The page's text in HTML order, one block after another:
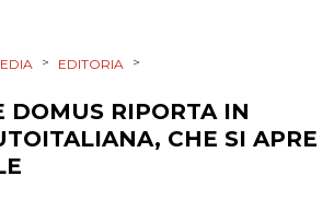
> EDITORIA >
DOMUS RIPORTA IN
CHE SI APRE